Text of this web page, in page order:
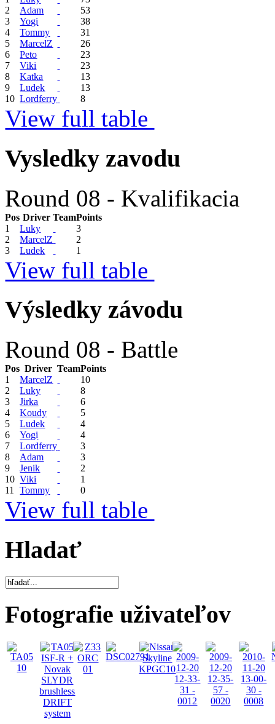
2
Adam
53
3
Yogi
38
4
Tommy
31
5
MarcelZ
26
6
Peto
23
7
Viki
23
8
Katka
13
9
Ludek
13
10 Lordferry 8
View full table
Vysledky zavodu
Round 08 - Kvalifikacia
Pos Driver TeamPoints
1
Luky
3
2
MarcelZ
2
3
Ludek 1
View full table
Výsledky závodu
Round 08 - Battle
Pos Driver TeamPoints
1
MarcelZ
10
2
Luky
8
3
Jirka
6
4
Koudy
5
5
Ludek
4
6
Yogi
4
7
Lordferry
3
8
Adam
3
9
Jenik
2
10 Viki
1
11
Tommy 0
View full table
Hladať
Fotografie uživateľov